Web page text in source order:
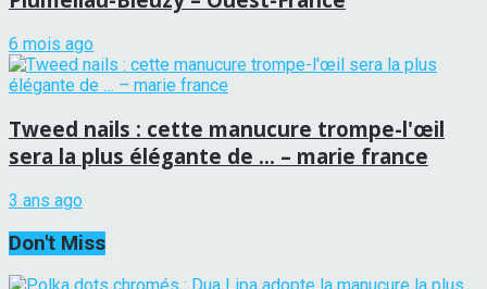
6 mois ago
Tweed nails : cette manucure trompe-l'œil
sera la plus élégante de … – marie france
3 ans ago
Don't Miss